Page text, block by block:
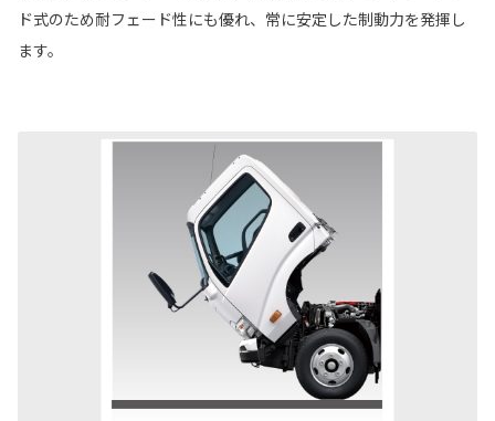
ド式のため耐フェード性にも優れ、常に安定した制動力を発揮し
ます。